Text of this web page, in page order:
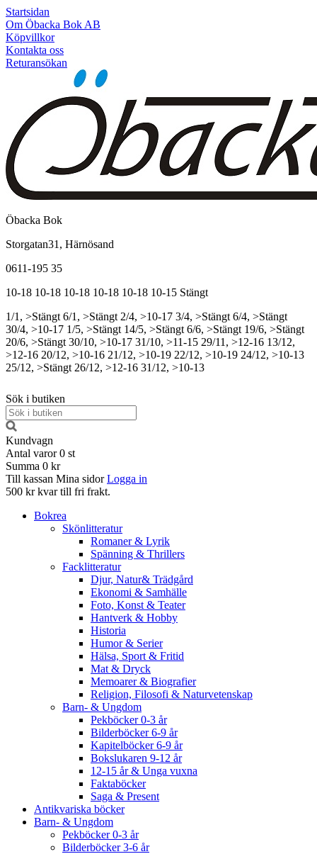
Startsidan
Om Öbacka Bok AB
Köpvillkor
Kontakta oss
Returansökan
Öbacka Bok
Storgatan31, Härnösand
0611-195 35
10-18 10-18 10-18 10-18 10-18 10-15 Stängt
1/1, >Stängt 6/1, >Stängt 2/4, >10-17 3/4, >Stängt 6/4, >Stängt
30/4, >10-17 1/5, >Stängt 14/5, >Stängt 6/6, >Stängt 19/6, >Stängt
20/6, >Stängt 30/10, >10-17 31/10, >11-15 29/11, >12-16 13/12,
>12-16 20/12, >10-16 21/12, >10-19 22/12, >10-19 24/12, >10-13
25/12, >Stängt 26/12, >12-16 31/12, >10-13
Sök i butiken
Kundvagn
Antal varor 0 st
Summa 0 kr
Till kassan Mina sidor Logga in
500 kr kvar till fri frakt.
Bokrea
Skönlitteratur
Romaner & Lyrik
Spänning & Thrillers
Facklitteratur
Djur, Natur& Trädgård
Ekonomi & Samhälle
Foto, Konst & Teater
Hantverk & Hobby
Historia
Humor & Serier
Hälsa, Sport & Fritid
Mat & Dryck
Memoarer & Biografier
Religion, Filosofi & Naturvetenskap
Barn- & Ungdom
Pekböcker 0-3 år
Bilderböcker 6-9 år
Kapitelböcker 6-9 år
Bokslukaren 9-12 år
12-15 år & Unga vuxna
Faktaböcker
Saga & Present
Antikvariska böcker
Barn- & Ungdom
Pekböcker 0-3 år
Bilderböcker 3-6 år